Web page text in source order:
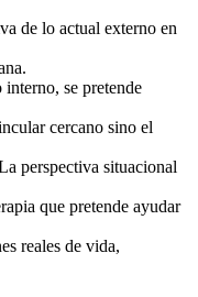
de lo actual externo en
se pretende
cercano sino el
perspectiva situacional
que pretende ayudar
reales de vida,